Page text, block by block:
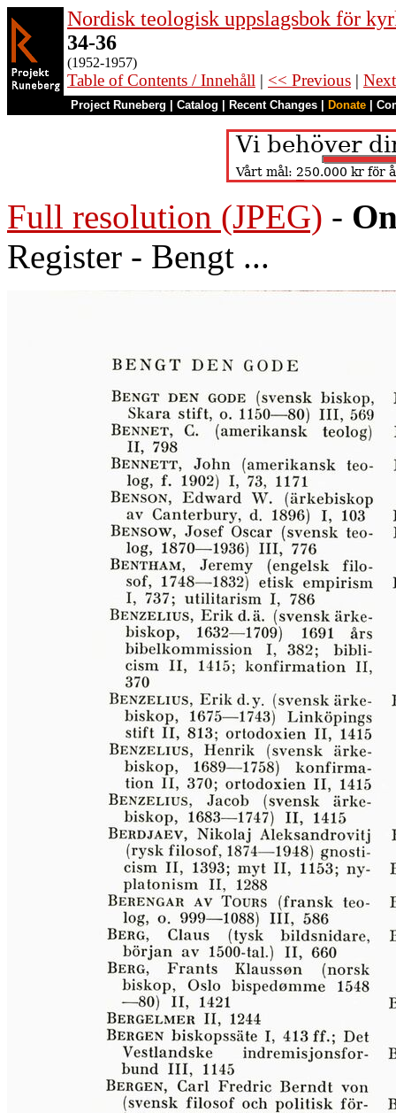
Nordisk teologisk uppslagsbok för
34-36
(1952-1957)
Table of Contents / Innehåll | << Previous |
Project Runeberg Catalog Recent Changes Donate
Full resolution (JPEG) -
Register - Bengt ...